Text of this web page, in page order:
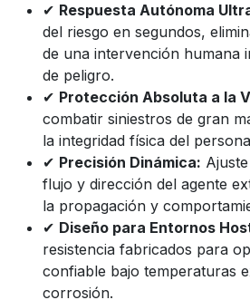
✔ Respuesta Autónoma
del riesgo en segundos,
de una intervención humana
de peligro.
✔ Protección Absoluta a la
combatir siniestros de gran
la integridad física del
✔ Precisión Dinámica:
flujo y dirección del agente
la propagación y
✔ Diseño para Entornos
resistencia fabricados para
confiable bajo temperaturas
corrosión.